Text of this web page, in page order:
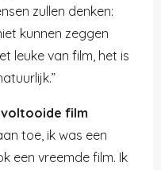
zullen denken:
kunnen zeggen
leuke van film, het is
film
toe, ik was een
een vreemde film. Ik